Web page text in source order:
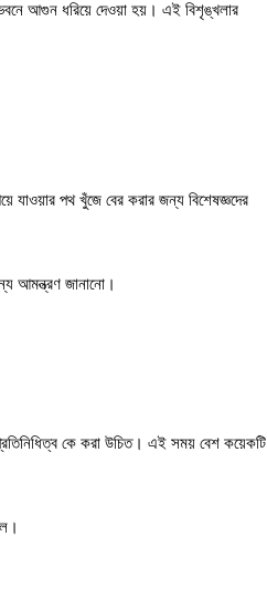
আগুন ধরিয়ে দেওয়া হয়। এই বিশৃঙ্খলার
যাওয়ার পথ খুঁজে বের করার জন্য বিশেষজ্ঞদের
আমন্ত্রণ জানানো।
প্রতিনিধিত্ব কে করা উচিত। এই সময় বেশ কয়েকটি